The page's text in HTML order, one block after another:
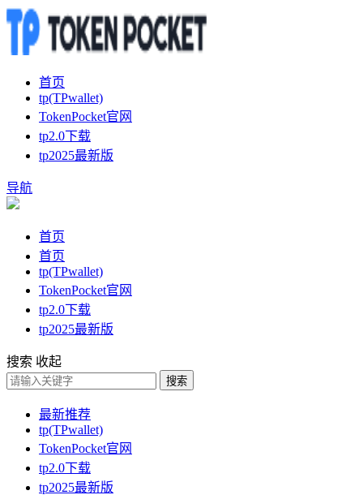
首页
tp(TPwallet)
TokenPocket官网
tp2.0下载
tp2025最新版
导航
首页
首页
tp(TPwallet)
TokenPocket官网
tp2.0下载
tp2025最新版
搜索 收起
搜索
最新推荐
tp(TPwallet)
TokenPocket官网
tp2.0下载
tp2025最新版